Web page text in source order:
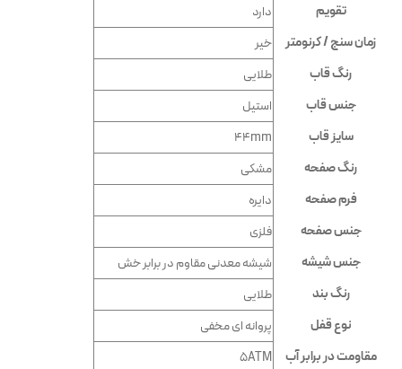
تقویم
دارد
زمان سنج / کرنومتر
خیر
رنگ قاب
طلایی
جنس قاب
استیل
سایز قاب
44mm
رنگ صفحه
مشکی
فرم صفحه
دایره
جنس صفحه
فلزی
جنس شیشه
شيشه معدنى مقاوم در برابر خش
رنگ بند
طلایی
نوع قفل
پروانه ای مخفی
مقاومت در برابر آب
5ATM